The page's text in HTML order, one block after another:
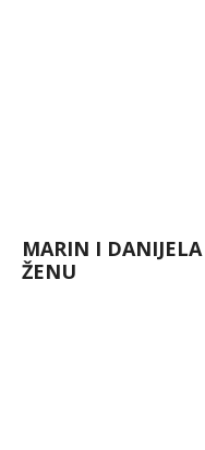
MARIN I
ŽENU